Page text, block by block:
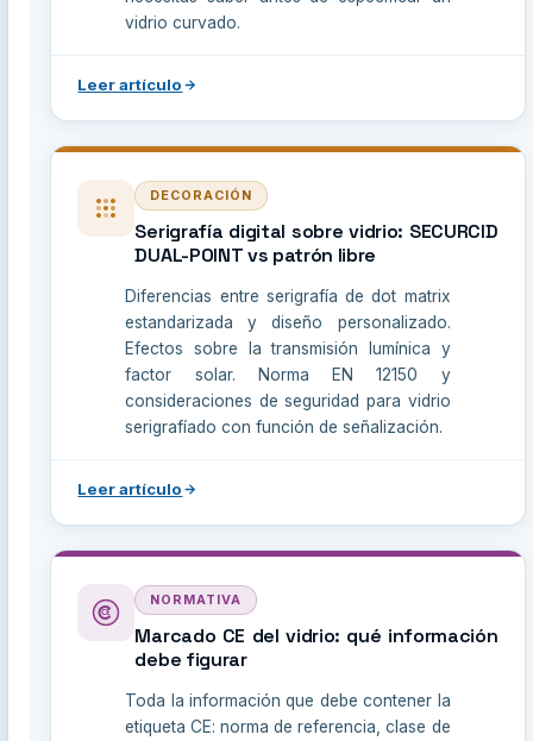
vidrio curvado.
Leer artículo
DECORACIÓN
Serigrafía digital sobre vidrio: SECURCID
DUAL-POINT vs patrón libre
Diferencias entre serigrafía de dot matrix
estandarizada y diseño personalizado.
Efectos sobre la transmisión lumínica y
factor solar. Norma EN 12150 y
consideraciones de seguridad para vidrio
serigrafíado con función de señalización.
Leer artículo
CE
NORMATIVA
Marcado CE del vidrio: qué información
debe figurar
Toda la información que debe contener la
etiqueta CE: norma de referencia, clase de